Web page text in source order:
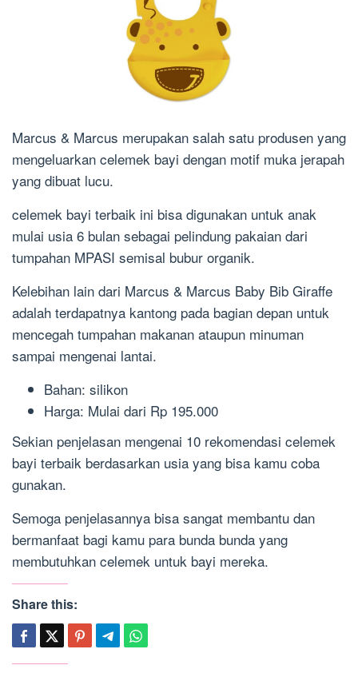
Marcus & Marcus merupakan salah satu produsen yang
mengeluarkan celemek bayi dengan motif muka jerapah
yang dibuat lucu.
celemek bayi terbaik ini bisa digunakan untuk anak
mulai usia 6 bulan sebagai pelindung pakaian dari
tumpahan MPASI semisal bubur organik.
Kelebihan lain dari Marcus & Marcus Baby Bib Giraffe
adalah terdapatnya kantong pada bagian depan untuk
mencegah tumpahan makanan ataupun minuman
sampai mengenai lantai.
Bahan: silikon
Harga: Mulai dari Rp 195.000
Sekian penjelasan mengenai 10 rekomendasi celemek
bayi terbaik berdasarkan usia yang bisa kamu coba
gunakan.
Semoga penjelasannya bisa sangat membantu dan
bermanfaat bagi kamu para bunda bunda yang
membutuhkan celemek untuk bayi mereka.
Share this: